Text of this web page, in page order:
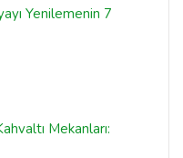
Yenilemenin 7
Mekanları: